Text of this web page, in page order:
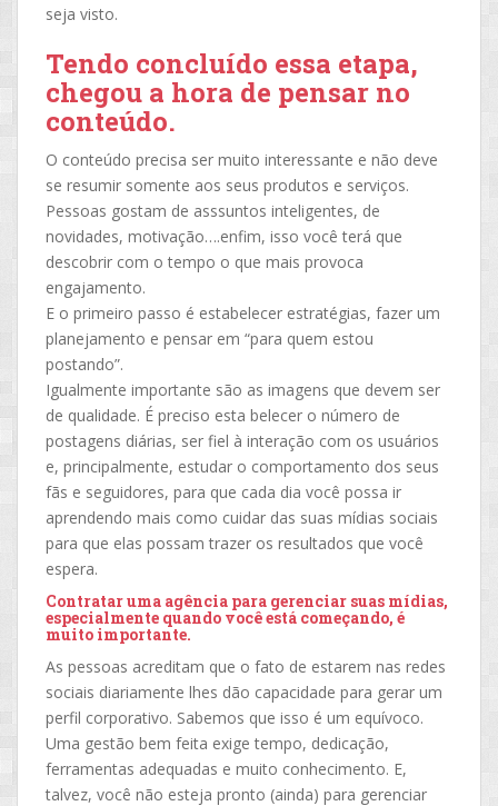
seja visto.
Tendo concluído essa etapa,
chegou a hora de pensar no
conteúdo.
O conteúdo precisa ser muito interessante e não deve
se resumir somente aos seus produtos e serviços.
Pessoas gostam de asssuntos inteligentes, de
novidades, motivação….enfim, isso você terá que
descobrir com o tempo o que mais provoca
engajamento.
E o primeiro passo é estabelecer estratégias, fazer um
planejamento e pensar em “para quem estou
postando”.
Igualmente importante são as imagens que devem ser
de qualidade. É preciso esta belecer o número de
postagens diárias, ser fiel à interação com os usuários
e, principalmente, estudar o comportamento dos seus
fãs e seguidores, para que cada dia você possa ir
aprendendo mais como cuidar das suas mídias sociais
para que elas possam trazer os resultados que você
espera.
Contratar uma agência para gerenciar suas mídias,
especialmente quando você está começando, é
muito importante.
As pessoas acreditam que o fato de estarem nas redes
sociais diariamente lhes dão capacidade para gerar um
perfil corporativo. Sabemos que isso é um equívoco.
Uma gestão bem feita exige tempo, dedicação,
ferramentas adequadas e muito conhecimento. E,
talvez, você não esteja pronto (ainda) para gerenciar